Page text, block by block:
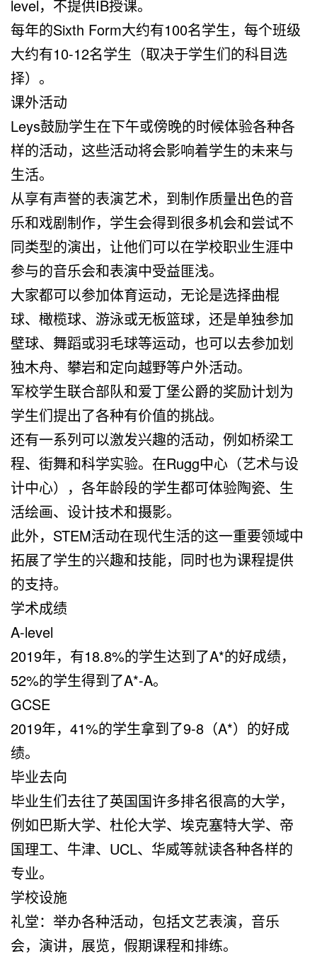
level，不提供IB授课。
每年的Sixth Form大约有100名学生，每个班级
大约有10-12名学生（取决于学生们的科目选
择）。
课外活动
Leys鼓励学生在下午或傍晚的时候体验各种各
样的活动，这些活动将会影响着学生的未来与
生活。
从享有声誉的表演艺术，到制作质量出色的音
乐和戏剧制作，学生会得到很多机会和尝试不
同类型的演出，让他们可以在学校职业生涯中
参与的音乐会和表演中受益匪浅。
大家都可以参加体育运动，无论是选择曲棍
球、橄榄球、游泳或无板篮球，还是单独参加
壁球、舞蹈或羽毛球等运动，也可以去参加划
独木舟、攀岩和定向越野等户外活动。
军校学生联合部队和爱丁堡公爵的奖励计划为
学生们提出了各种有价值的挑战。
还有一系列可以激发兴趣的活动，例如桥梁工
程、街舞和科学实验。在Rugg中心（艺术与设
计中心），各年龄段的学生都可体验陶瓷、生
活绘画、设计技术和摄影。
此外，STEM活动在现代生活的这一重要领域中
拓展了学生的兴趣和技能，同时也为课程提供
的支持。
学术成绩
A-level
2019年，有18.8%的学生达到了A*的好成绩，
52%的学生得到了A*-A。
GCSE
2019年，41%的学生拿到了9-8（A*）的好成
绩。
毕业去向
毕业生们去往了英国国许多排名很高的大学，
例如巴斯大学、杜伦大学、埃克塞特大学、帝
国理工、牛津、UCL、华威等就读各种各样的
专业。
学校设施
礼堂：举办各种活动，包括文艺表演，音乐
会，演讲，展览，假期课程和排练。